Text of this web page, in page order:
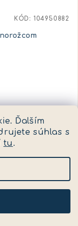
Ďalším
súhlas s
tu .
KÓD: 104950882